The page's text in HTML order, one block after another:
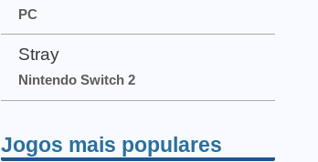
PC
Stray
Nintendo Switch 2
Jogos mais populares